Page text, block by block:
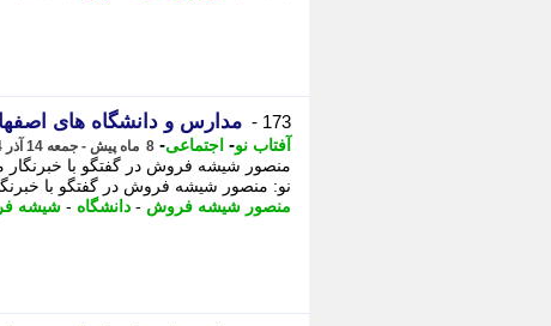
173 - مدارس و دانشگاه های
آفتاب نو- اجتماعی- 8 ماه پیش - جمعه 14 آذر 1404، 12:41
منصور شیشه فروش در گفتگو با
نو: منصور شیشه فروش در گفتگو با
منصور شیشه فروش - دانشگاه - شیشه